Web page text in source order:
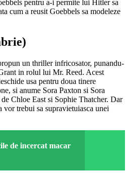
pentru a-i permite lui Hitler sa
cum a reusit Goebbels sa modeleze
un thriller infricosator, punandu-
in rolul lui Mr. Reed. Acest
usa pentru doua tinere
si anume Sora Paxton si Sora
Chloe East si Sophie Thatcher. Dar
vor trebui sa supravietuiasca unei
de incercat macar